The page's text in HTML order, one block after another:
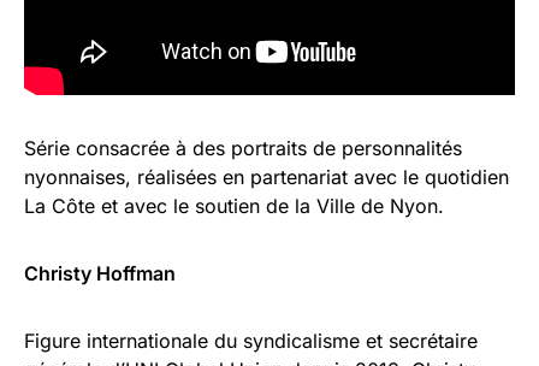
Série consacrée à des portraits de personnalités
nyonnaises, réalisées en partenariat avec le quotidien
La Côte et avec le soutien de la Ville de Nyon.
Christy Hoffman
Figure internationale du syndicalisme et secrétaire